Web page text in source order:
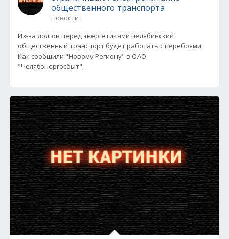
общественного транспорта
Новости
Из-за долгов перед энергетиками челябинский
общественный транспорт будет работать с перебоями.
Как сообщили "Новому Региону" в ОАО
"Челябэнергосбыт",